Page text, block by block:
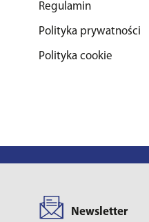
Regulamin
Polityka prywatności
Polityka cookie
Newsletter